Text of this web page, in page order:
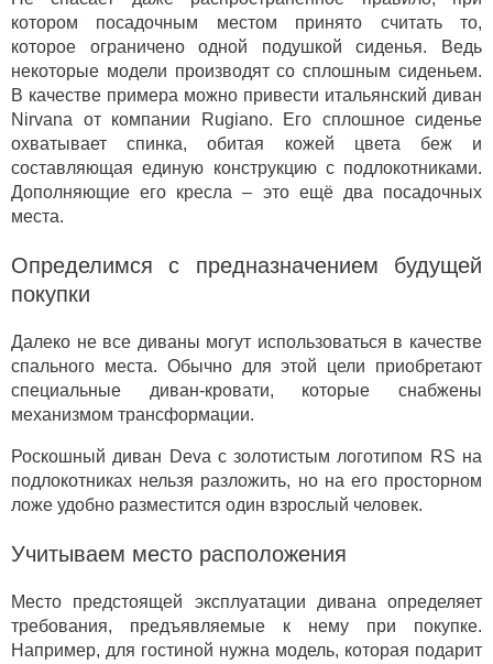
котором посадочным местом принято считать то,
которое ограничено одной подушкой сиденья. Ведь
некоторые модели производят со сплошным сиденьем.
В качестве примера можно привести итальянский диван
Nirvana от компании Rugiano. Его сплошное сиденье
охватывает спинка, обитая кожей цвета беж и
составляющая единую конструкцию с подлокотниками.
Дополняющие его кресла – это ещё два посадочных
места.
Определимся с предназначением будущей
покупки
Далеко не все диваны могут использоваться в качестве
спального места. Обычно для этой цели приобретают
специальные диван-кровати, которые снабжены
механизмом трансформации.
Роскошный диван Deva с золотистым логотипом RS на
подлокотниках нельзя разложить, но на его просторном
ложе удобно разместится один взрослый человек.
Учитываем место расположения
Место предстоящей эксплуатации дивана определяет
требования, предъявляемые к нему при покупке.
Например, для гостиной нужна модель, которая подарит